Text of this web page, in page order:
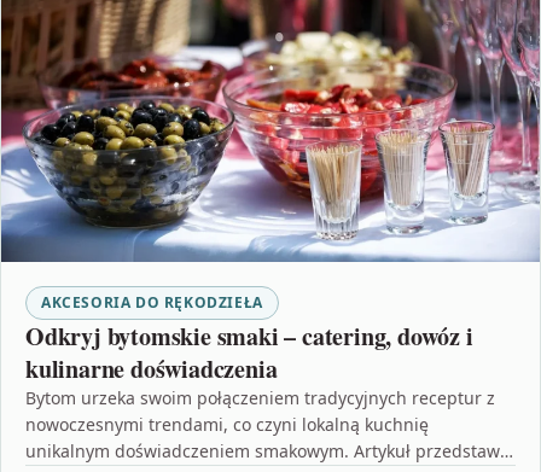
AKCESORIA DO RĘKODZIEŁA
Odkryj bytomskie smaki – catering, dowóz i
kulinarne doświadczenia
Bytom urzeka swoim połączeniem tradycyjnych receptur z
nowoczesnymi trendami, co czyni lokalną kuchnię
unikalnym doświadczeniem smakowym. Artykuł przedstawia